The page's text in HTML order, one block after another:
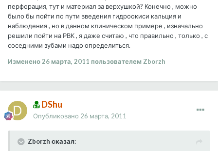
перфорация, тут и материал за верхушкой? Конечно , можно
было бы пойти по пути введения гидроокиси кальция и
наблюдения , но в данном клиническом примере , изначально
решили пойти на РВК , я даже считаю , что правильно , только , с
соседними зубами надо определиться.
Изменено26 марта, 2011 пользователем Zborzh
DShu
Опубликовано 26 марта, 2011
Zborzh сказал: